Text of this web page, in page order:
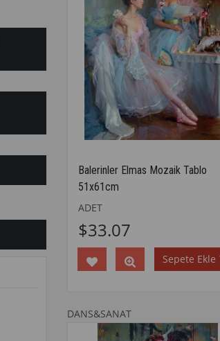
Balerinler Elmas Mozaik Tablo
51x61cm
ADET
$33.07
Sepete Ekle
DANS&SANAT